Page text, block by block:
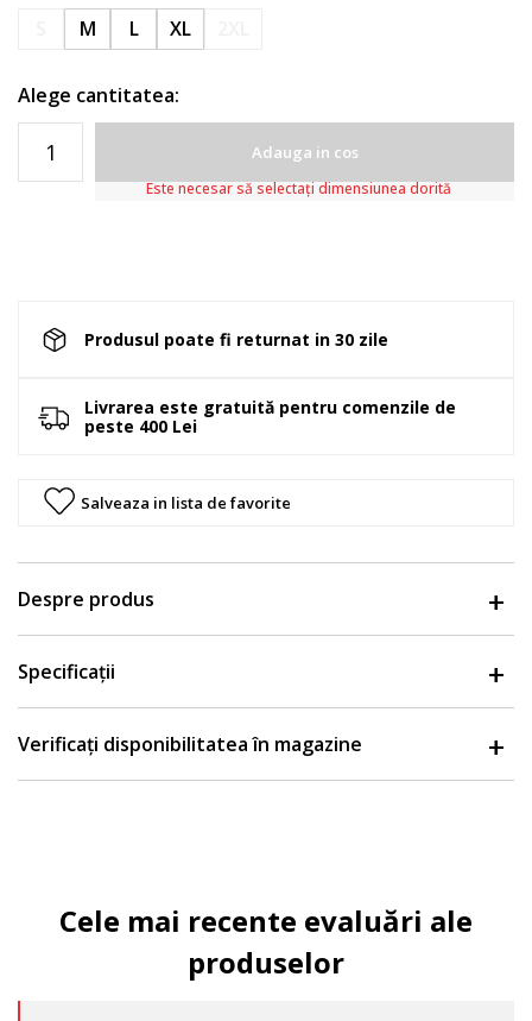
M L XL
Alege cantitatea:
Adauga in cos
Este necesar să selectați dimensiunea dorită
Produsul poate fi returnat in 30 zile
Livrarea este gratuită pentru comenzile de
peste 400 Lei
Salveaza in lista de favorite
Despre produs
Specificații
Verificați disponibilitatea în magazine
Cele mai recente evaluări ale
produselor